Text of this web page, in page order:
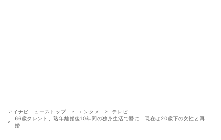
マイナビニューストップ エンタメ
テレビ
66歳タレント、熟年離婚後10年間の独身生活で鬱に 現在は20歳下の女性と再
婚